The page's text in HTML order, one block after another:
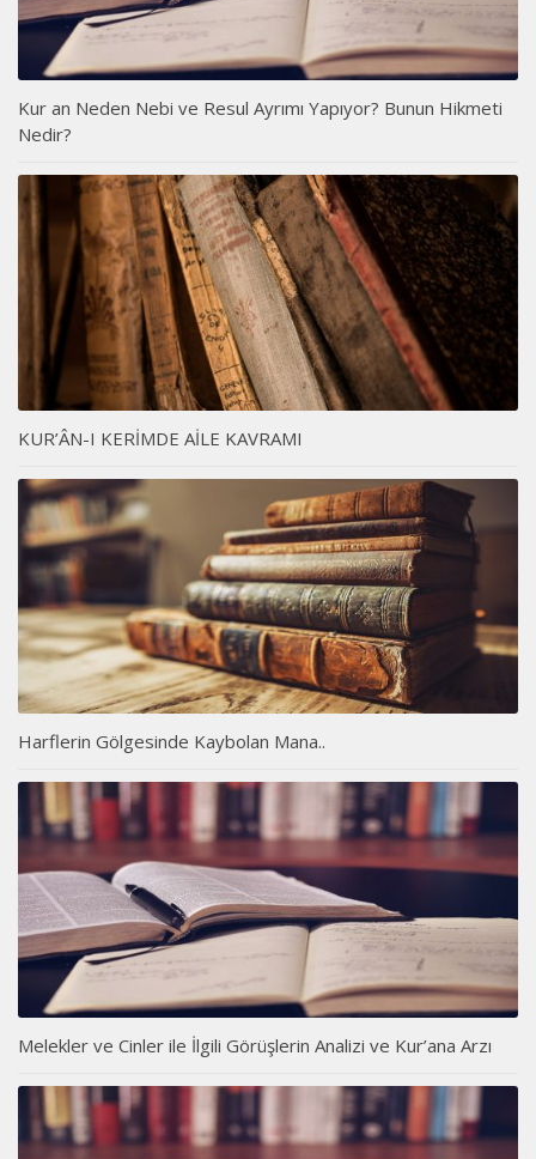
Kur an Neden Nebi ve Resul Ayrımı Yapıyor? Bunun Hikmeti
Nedir?
KUR’ÂN-I KERİMDE AİLE KAVRAMI
Harflerin Gölgesinde Kaybolan Mana..
Melekler ve Cinler ile İlgili Görüşlerin Analizi ve Kur’ana Arzı